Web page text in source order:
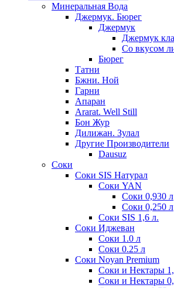
Минеральная Вода
Джермук. Бюрег
Джермук
Джермук
Со вкусом
Бюрег
Татни
Бжни. Ной
Гарни
Апаран
Ararat. Well Still
Бон Жур
Дилижан. Зулал
Другие Производители
Dausuz
Соки
Соки SIS Натурал
Соки YAN
Соки 0,930 л
Соки 0,250 л
Соки SIS 1,6 л.
Соки Иджеван
Соки 1.0 л
Соки 0.25 л
Соки Noyan Premium
Соки и Нектары
Соки и Нектары